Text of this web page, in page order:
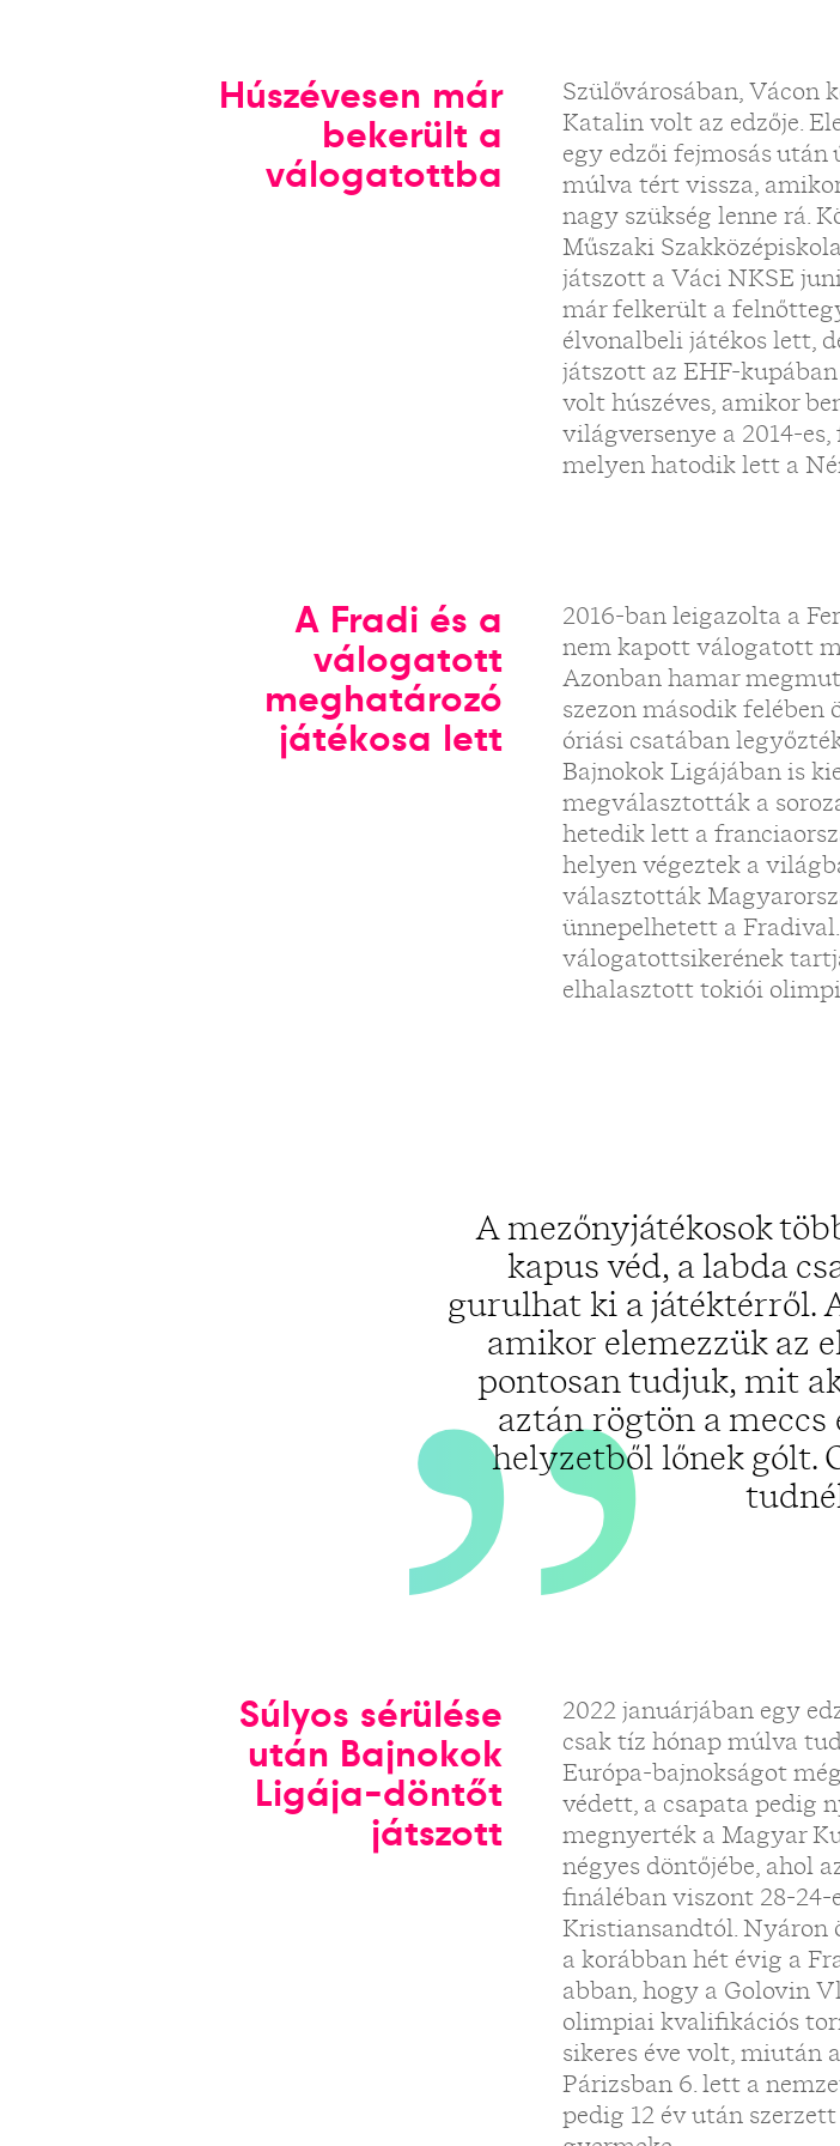
Húszévesen már
bekerült a
válogatottba
Szülővárosában, Vácon
Katalin volt az edzője.
egy edzői fejmosás
múlva tért vissza,
nagy szükség lenne rá.
Műszaki
játszott a Váci NKSE
már felkerült a
élvonalbeli játékos lett,
játszott az EHF-
volt húszéves, amikor
világversenye a 2014-
melyen hatodik lett a
A Fradi és a
válogatott
meghatározó
játékosa lett
2016-ban leigazolta a
nem kapott válogatott
Azonban hamar
szezon második
óriási csatában
Bajnokok Ligájában is
megválasztották a
hetedik lett a
helyen végeztek a
választották
ünnepelhetett a
válogatottsikerének
elhalasztott tokiói
A mezőnyjátékosok
kapus véd, a labda
gurulhat ki a játéktérről.
amikor elemezzük az
pontosan tudjuk, mit
aztán rögtön a
helyzetből lőnek gólt.
„
Súlyos sérülése
után Bajnokok
Ligája-döntőt
játszott
2022 januárjában egy
csak tíz hónap múlva
Európa-bajnokságot
védett, a csapata pedig
megnyerték a Magyar
négyes döntőjébe, ahol
fináléban viszont 28-24-
Kristiansandtól. Nyáron
a korábban hét évig a
abban, hogy a Golovin
olimpiai kvalifikációs
sikeres éve volt, miután
Párizsban 6. lett a
pedig 12 év után